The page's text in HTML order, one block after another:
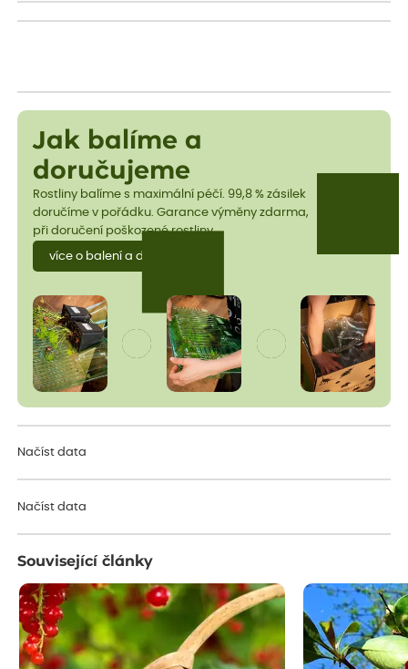
Jak balíme a
doručujeme
Rostliny balíme s maximální péčí. 99,8 % zásilek
doručíme v pořádku. Garance výměny zdarma,
při doručení poškozené rostliny.
více o balení a dopravě
Načíst data
Načíst data
Související články